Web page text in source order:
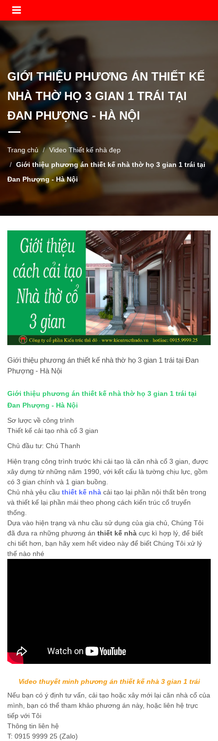
GIỚI THIỆU PHƯƠNG ÁN THIẾT KẾ
NHÀ THỜ HỌ 3 GIAN 1 TRÁI TẠI
ĐAN PHƯỢNG - HÀ NỘI
Trang chủ
Video Thiết kế nhà đẹp
Giới thiệu phương án thiết kế nhà thờ họ 3 gian 1 trái tại
Đan Phượng - Hà Nội
Giới thiệu phương án thiết kế nhà thờ họ 3 gian 1 trái tại Đan
Phượng - Hà Nội
Giới thiệu phương án thiết kế nhà thờ họ 3 gian 1 trái tại
Đan Phượng - Hà Nội
Sơ lược về công trình
Thiết kế cải tạo nhà cổ 3 gian
Chủ đầu tư: Chú Thanh
Hiện trạng công trình trước khi cải tạo là căn nhà cổ 3 gian, được
xây dựng từ những năm 1990, với kết cấu là tường chịu lực, gồm
có 3 gian chính và 1 gian buồng.
Chủ nhà yêu cầu thiết kế nhà cải tạo lại phần nội thất bên trong
và thiết kế lại phần mái theo phong cách kiến trúc cổ truyển
thống.
Dựa vào hiện trạng và nhu cầu sử dụng của gia chủ, Chúng Tôi
đã đưa ra những phương án thiết kế nhà cực kì hợp lý, để biết
chi tiết hơn, bạn hãy xem hết video này để biết Chúng Tôi xử lý
thế nào nhé
Video thuyết minh phương án thiết kế nhà 3 gian 1 trái
Nếu bạn có ý định tư vấn, cải tạo hoặc xây mới lại căn nhà cổ của
mình, bạn có thể tham khảo phương án này, hoặc liên hệ trực
tiếp với Tôi
Thông tin liên hệ
T: 0915 9999 25 (Zalo)